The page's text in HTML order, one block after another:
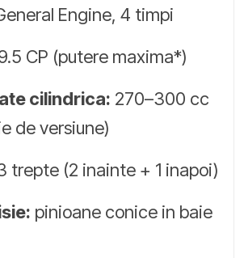
Engine, 4 timpi
CP (putere maxima*)
cilindrica: 270–300 cc
de versiune)
trepte (2 inainte + 1 inapoi)
pinioane conice in baie